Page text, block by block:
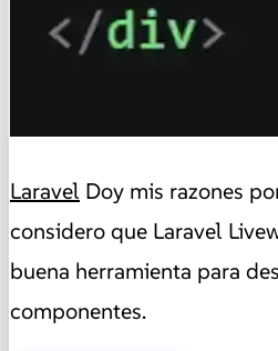
Laravel Doy mis razones
considero que Laravel
buena herramienta para
componentes.